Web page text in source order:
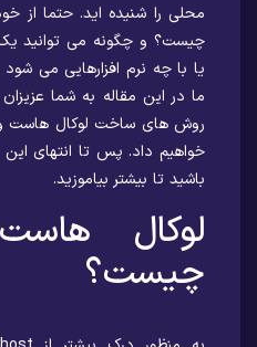
محلی را شنیده اید. حتما از
چیست؟ و چگونه می توانید یک
یا با چه نرم افزارهایی می
ما در این مقاله به شما
روش های ساخت لوکال هاست و
خواهیم داد. پس تا انتهای
باشید تا بیشتر بیاموزید.
چیست؟